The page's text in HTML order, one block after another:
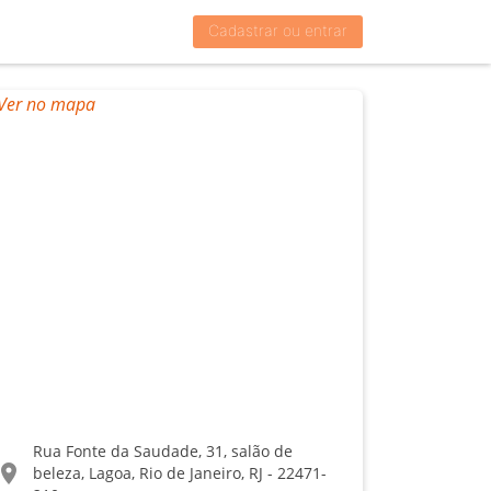
Cadastrar ou entrar
Rua Fonte da Saudade, 31, salão de
beleza, Lagoa, Rio de Janeiro, RJ - 22471-